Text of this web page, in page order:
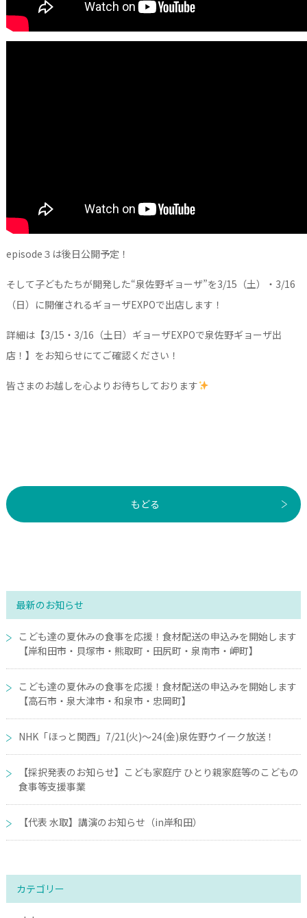
episode３は後日公開予定！
そして子どもたちが開発した“泉佐野ギョーザ”を3/15（土）・3/16
（日）に開催されるギョーザEXPOで出店します！
詳細は【3/15・3/16（土日）ギョーザEXPOで泉佐野ギョーザ出
店！】をお知らせにてご確認ください！
皆さまのお越しを心よりお待ちしております
もどる
最新のお知らせ
こども達の夏休みの食事を応援！食材配送の申込みを開始します
【岸和田市・貝塚市・熊取町・田尻町・泉南市・岬町】
こども達の夏休みの食事を応援！食材配送の申込みを開始します
【高石市・泉大津市・和泉市・忠岡町】
NHK「ほっと関西」7/21(火)～24(金)泉佐野ウイーク放送！
【採択発表のお知らせ】こども家庭庁 ひとり親家庭等のこどもの
食事等支援事業
【代表 水取】講演のお知らせ（in岸和田）
カテゴリー